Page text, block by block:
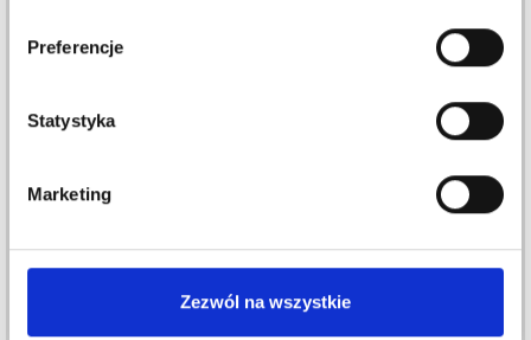
Preferencje
Statystyka
Marketing
Zezwól na wszystkie
PRINT
19,95 zł
Zobacz wszystkie opcje